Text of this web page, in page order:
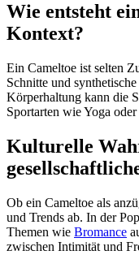
Wie entsteht
Kontext?
Ein Cameltoe ist selten
Schnitte und
Körperhaltung kann die
Sportarten wie Yoga oder
Kulturelle
Ob ein Cameltoe als
und Trends ab. In der
Themen wie Bromance
zwischen Intimität und